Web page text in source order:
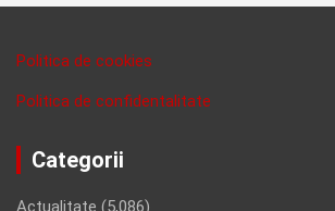
Politica de cookies
Politica de confidentalitate
Categorii
Actualitate (5,086)